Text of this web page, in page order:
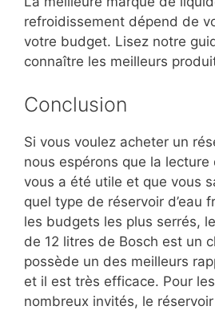
refroidissement dépend de
votre budget. Lisez notre
connaître les meilleurs
Conclusion
Si vous voulez acheter un
nous espérons que la
vous a été utile et que vous
quel type de réservoir d’eau
les budgets les plus serrés,
de 12 litres de Bosch est un
possède un des meilleurs
et il est très efficace. Pour
nombreux invités, le